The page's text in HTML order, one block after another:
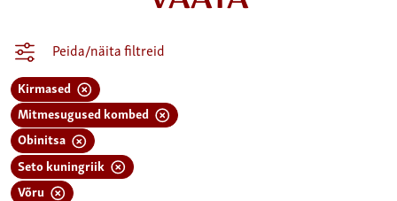
Peida/näita filtreid
Kirmased
Mitmesugused kombed
Obinitsa
Seto kuningriik
Võru